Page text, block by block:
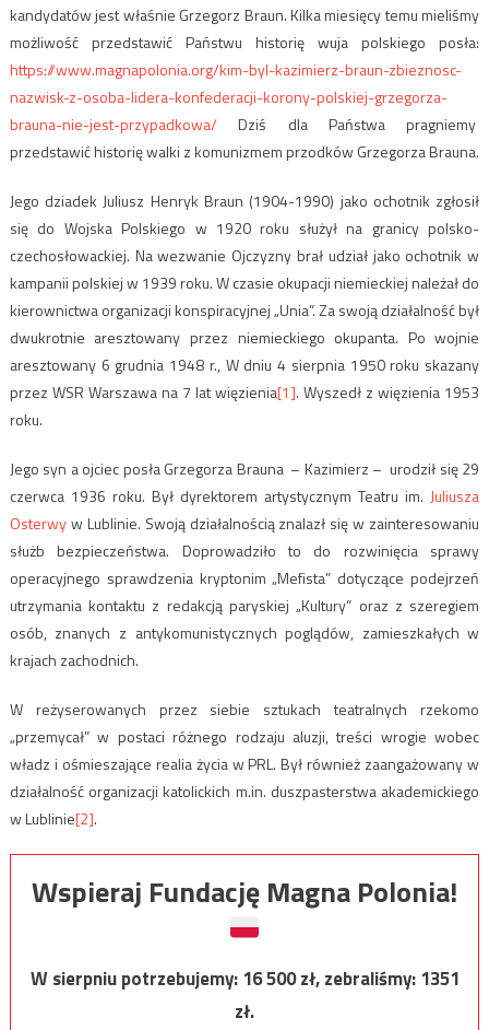
kandydatów jest właśnie Grzegorz Braun. Kilka miesięcy temu mieliśmy
możliwość przedstawić Państwu historię wuja polskiego posła:
https://www.magnapolonia.org/kim-byl-kazimierz-braun-zbieznosc-
nazwisk-z-osoba-lidera-konfederacji-korony-polskiej-grzegorza-
brauna-nie-jest-przypadkowa/ Dziś dla Państwa pragniemy
przedstawić historię walki z komunizmem przodków Grzegorza Brauna.
Jego dziadek Juliusz Henryk Braun (1904-1990) jako ochotnik zgłosił
się do Wojska Polskiego w 1920 roku służył na granicy polsko-
czechosłowackiej. Na wezwanie Ojczyzny brał udział jako ochotnik w
kampanii polskiej w 1939 roku. W czasie okupacji niemieckiej należał do
kierownictwa organizacji konspiracyjnej „Unia”. Za swoją działalność był
dwukrotnie aresztowany przez niemieckiego okupanta. Po wojnie
aresztowany 6 grudnia 1948 r., W dniu 4 sierpnia 1950 roku skazany
przez WSR Warszawa na 7 lat więzienia[1]. Wyszedł z więzienia 1953
roku.
Jego syn a ojciec posła Grzegorza Brauna – Kazimierz – urodził się 29
czerwca 1936 roku. Był dyrektorem artystycznym Teatru im. Juliusza
Osterwyw Lublinie. Swoją działalnością znalazł się w zainteresowaniu
służb bezpieczeństwa. Doprowadziło to do rozwinięcia sprawy
operacyjnego sprawdzenia kryptonim „Mefista” dotyczące podejrzeń
utrzymania kontaktu z redakcją paryskiej „Kultury” oraz z szeregiem
osób, znanych z antykomunistycznych poglądów, zamieszkałych w
krajach zachodnich.
W reżyserowanych przez siebie sztukach teatralnych rzekomo
„przemycał” w postaci różnego rodzaju aluzji, treści wrogie wobec
władz i ośmieszające realia życia w PRL. Był również zaangażowany w
działalność organizacji katolickich m.in. duszpasterstwa akademickiego
w Lublinie[2].
Wspieraj Fundację Magna Polonia!
W sierpniu potrzebujemy:16 500zł, zebraliśmy:1351
zł.